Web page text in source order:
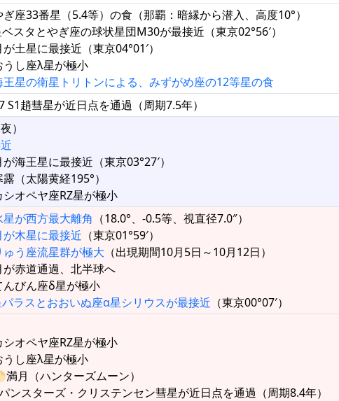
座33番星（5.4等）の食（那覇：暗縁から潜入、高度10°）
スタとやぎ座の球状星団M30が最接近（東京02°56′）
土星に最接近（東京04°01′）
し座λ星が極小
王星の衛星トリトンによる、みずがめ座の12等星の食
S1趙彗星が近日点を通過（周期7.5年）
）
海王星に最接近（東京03°27′）
（太陽黄経195°）
オペヤ座RZ星が極小
星が西方最大離角 （18.0°、-0.5等、視直径7.0″）
が木星に最接近 （東京01°59′）
ゅう座流星群が極大 （出現期間10月5日～10月12日）
赤道通過、北半球へ
びん座δ星が極小
ラスとおおいぬ座α星シリウスが最接近 （東京00°07′）
オペヤ座RZ星が極小
し座λ星が極小
月（ハンターズムーン）
ンスターズ・クリステンセン彗星が近日点を通過（周期8.4年）